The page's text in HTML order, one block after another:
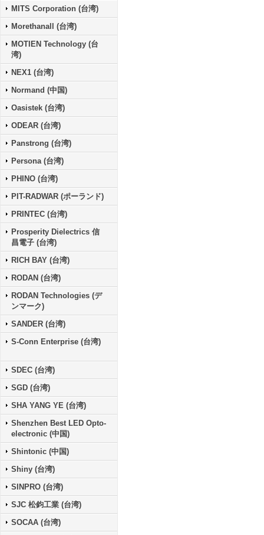
MITS Corporation (台湾)
Morethanall (台湾)
MOTIEN Technology (台
湾)
NEX1 (台湾)
Normand (中国)
Oasistek (台湾)
ODEAR (台湾)
Panstrong (台湾)
Persona (台湾)
PHINO (台湾)
PIT-RADWAR (ポーランド)
PRINTEC (台湾)
Prosperity Dielectrics 信
昌電子 (台湾)
RICH BAY (台湾)
RODAN (台湾)
RODAN Technologies (デ
ンマーク)
SANDER (台湾)
S-Conn Enterprise (台湾)
SDEC (台湾)
SGD (台湾)
SHA YANG YE (台湾)
Shenzhen Best LED Opto-
electronic (中国)
Shintonic (中国)
Shiny (台湾)
SINPRO (台湾)
SJC 松鈞工業 (台湾)
SOCAA (台湾)